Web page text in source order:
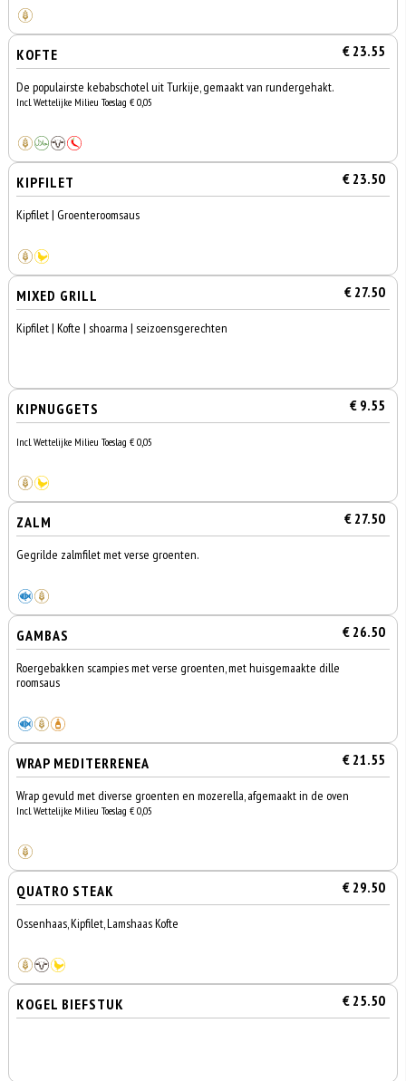
KOFTE € 23.55
De populairste kebabschotel uit Turkije, gemaakt van rundergehakt.
Incl. Wettelijke Milieu Toeslag € 0,05
KIPFILET € 23.50
Kipfilet | Groenteroomsaus
MIXED GRILL € 27.50
Kipfilet | Kofte | shoarma | seizoensgerechten
KIPNUGGETS € 9.55
Incl. Wettelijke Milieu Toeslag € 0,05
ZALM € 27.50
Gegrilde zalmfilet met verse groenten.
GAMBAS € 26.50
Roergebakken scampies met verse groenten, met huisgemaakte dille
roomsaus
WRAP MEDITERRENEA € 21.55
Wrap gevuld met diverse groenten en mozerella, afgemaakt in de oven
Incl. Wettelijke Milieu Toeslag € 0,05
QUATRO STEAK € 29.50
Ossenhaas, Kipfilet, Lamshaas Kofte
KOGEL BIEFSTUK € 25.50